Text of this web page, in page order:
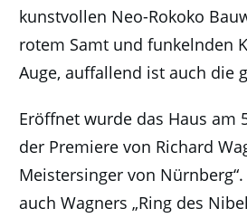
kunstvollen Neo-Rokoko
rotem Samt und funkelnden
Auge, auffallend ist auch die
Eröffnet wurde das Haus am
der Premiere von Richard
Meistersinger von
auch Wagners „Ring des